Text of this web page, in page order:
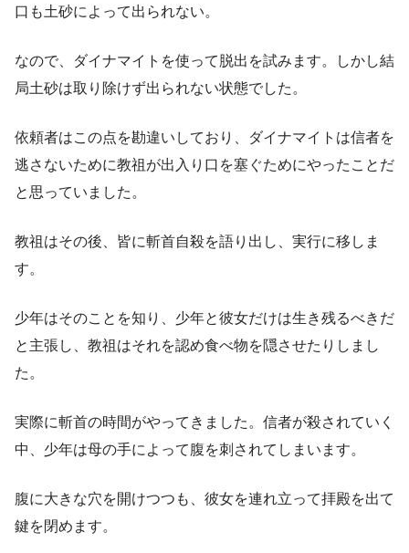
口も土砂によって出られない。
なので、ダイナマイトを使って脱出を試みます。しかし結
局土砂は取り除けず出られない状態でした。
依頼者はこの点を勘違いしており、ダイナマイトは信者を
逃さないために教祖が出入り口を塞ぐためにやったことだ
と思っていました。
教祖はその後、皆に斬首自殺を語り出し、実行に移しま
す。
少年はそのことを知り、少年と彼女だけは生き残るべきだ
と主張し、教祖はそれを認め食べ物を隠させたりしまし
た。
実際に斬首の時間がやってきました。信者が殺されていく
中、少年は母の手によって腹を刺されてしまいます。
腹に大きな穴を開けつつも、彼女を連れ立って拝殿を出て
鍵を閉めます。